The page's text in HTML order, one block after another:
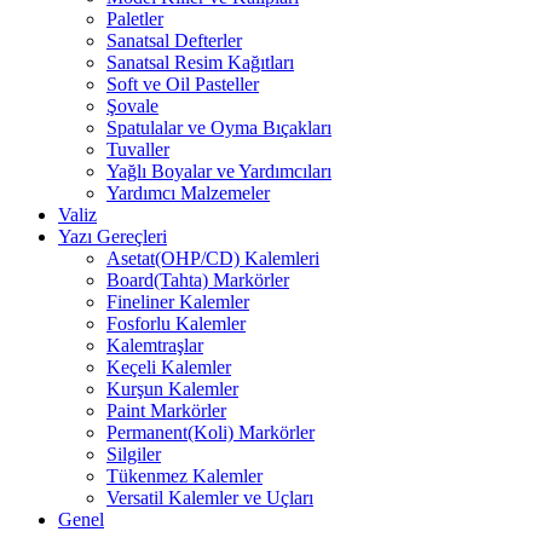
Paletler
Sanatsal Defterler
Sanatsal Resim Kağıtları
Soft ve Oil Pasteller
Şovale
Spatulalar ve Oyma Bıçakları
Tuvaller
Yağlı Boyalar ve Yardımcıları
Yardımcı Malzemeler
Valiz
Yazı Gereçleri
Asetat(OHP/CD) Kalemleri
Board(Tahta) Markörler
Fineliner Kalemler
Fosforlu Kalemler
Kalemtraşlar
Keçeli Kalemler
Kurşun Kalemler
Paint Markörler
Permanent(Koli) Markörler
Silgiler
Tükenmez Kalemler
Versatil Kalemler ve Uçları
Genel